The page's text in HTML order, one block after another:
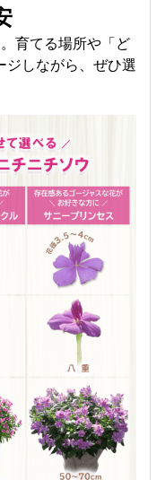
育てる場所や「ど
ジしながら、ぜひ選